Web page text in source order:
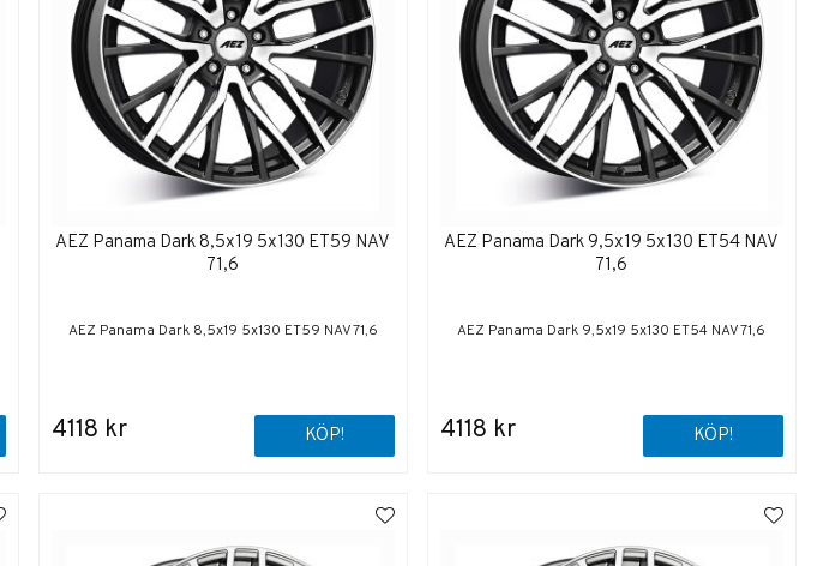
AEZ Panama Dark 8,5x19 5x130 ET59 NAV
71,6
AEZ Panama Dark 8,5x19 5x130 ET59 NAV 71,6
4118 kr KÖP!
AEZ Panama Dark 9,5x19 5x130 ET54 NAV
71,6
AEZ Panama Dark 9,5x19 5x130 ET54 NAV 71,6
4118 kr KÖP!